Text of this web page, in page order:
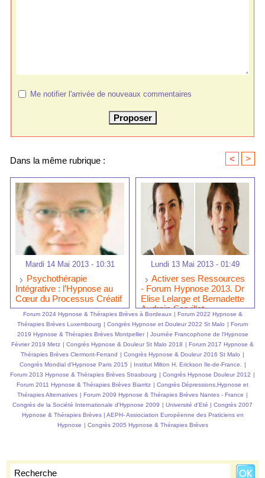
Me notifier l'arrivée de nouveaux commentaires
Dans la même rubrique : < >
Mardi 14 Mai 2013 - 10:31
Psychothérapie
Intégrative : l’Hypnose au
Cœur du Processus Créatif
Lundi 13 Mai 2013 - 01:49
Activer ses Ressources
- Forum Hypnose 2013. Dr
Elise Lelarge et Bernadette
Audrain-Servillat
Forum 2024 Hypnose & Thérapies Brèves à Bordeaux | Forum 2022 Hypnose &
Thérapies Brèves Luxembourg | Congrès Hypnose et Douleur 2022 St Malo | Forum
2019 Hypnose & Thérapies Brèves Montpellier | Journée Francophone de l'Hypnose
Février 2019 Metz | Congrès Hypnose & Douleur St Malo 2018 | Forum 2017 Hypnose &
Thérapies Brèves Clermont-Ferrand | Congrès Hypnose & Douleur 2016 St Malo |
Congrès Mondial d'Hypnose Paris 2015 | Institut Milton H. Erickson Ile-de-France. |
Forum 2013 Hypnose & Thérapies Brèves Strasbourg | Congrès Hypnose Douleur 2012 |
Forum 2011 Hypnose & Thérapies Brèves Biarritz | Congrès Dépressions,Hypnose et
Thérapies Alternatives | Forum 2009 Hypnose & Thérapies Brèves Nantes - France |
Congrès de la Société Internationale d'Hypnose 2009 | Université d'Eté | Congrès 2007
Hypnose & Thérapies Brèves | AEPH- Assiociation Européenne des Praticiens en
Hypnose | Congrès 2005 Hypnose & Thérapies Brèves